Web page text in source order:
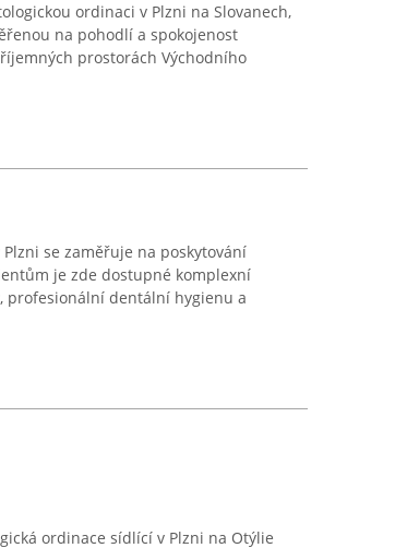
ordinaci v Plzni na Slovanech,
na pohodlí a spokojenost
prostorách Východního
se zaměřuje na poskytování
je zde dostupné komplexní
dentální hygienu a
ordinace sídlící v Plzni na Otýlie